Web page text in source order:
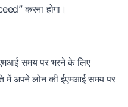
करना होगा।
समय पर भरने के लिए
में अपने लोन की ईएमआई समय पर